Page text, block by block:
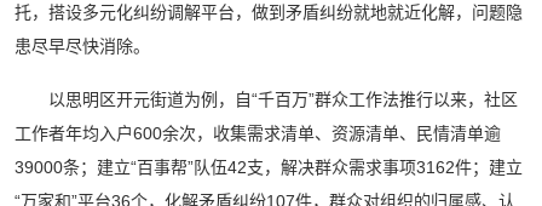
托，搭设多元化纠纷调解平台，做到矛盾纠纷就地就近化解，问题隐
患尽早尽快消除。
以思明区开元街道为例，自“千百万”群众工作法推行以来，社区
工作者年均入户600余次，收集需求清单、资源清单、民情清单逾
39000条；建立“百事帮”队伍42支，解决群众需求事项3162件；建立
“万家和”平台36个，化解矛盾纠纷107件，群众对组织的归属感、认